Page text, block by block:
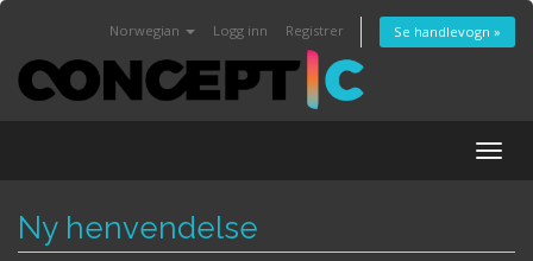
Norwegian Logg inn Registrer Se handlevogn »
Ny henvendelse